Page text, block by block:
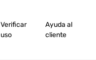
Verificar
uso
Ayuda al
cliente